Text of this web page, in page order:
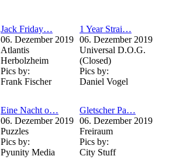
Jack Friday…
06. Dezember 2019
Atlantis
Herbolzheim
Pics by:
Frank Fischer
1 Year Strai…
06. Dezember 2019
Universal D.O.G.
(Closed)
Pics by:
Daniel Vogel
Eine Nacht o…
06. Dezember 2019
Puzzles
Pics by:
Pyunity Media
Gletscher Pa…
06. Dezember 2019
Freiraum
Pics by:
City Stuff